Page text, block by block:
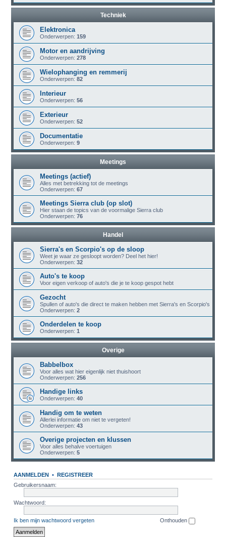
Techniek
Elektronica
Onderwerpen: 159
Motor en aandrijving
Onderwerpen: 278
Wielophanging en remmerij
Onderwerpen: 82
Interieur
Onderwerpen: 56
Exterieur
Onderwerpen: 52
Documentatie
Onderwerpen: 9
Meetings
Meetings (actief)
Alles met betrekking tot de meetings
Onderwerpen: 67
Meetings Sierra club (op slot)
Hier staan de topics van de voormalige Sierra club
Onderwerpen: 76
Handel
Sierra's en Scorpio's op de sloop
Weet je waar ze gesloopt worden? Deel het hier!
Onderwerpen: 32
Auto's te koop
Voor eigen verkoop of auto's die je te koop gespot hebt
Gezocht
Spullen of auto's die direct te maken hebben met Sierra's en Scorpio's
Onderwerpen: 2
Onderdelen te koop
Onderwerpen: 1
Overige
Babbelbox
Voor alles wat hier eigenlijk niet thuishoort
Onderwerpen: 256
Handige links
Onderwerpen: 40
Handig om te weten
Allerlei informatie om niet te vergeten!
Onderwerpen: 43
Overige projecten en klussen
Voor alles behalve voertuigen
Onderwerpen: 5
AANMELDEN• REGISTREER
Gebruikersnaam:
Wachtwoord:
Ik ben mijn wachtwoord vergeten Onthouden